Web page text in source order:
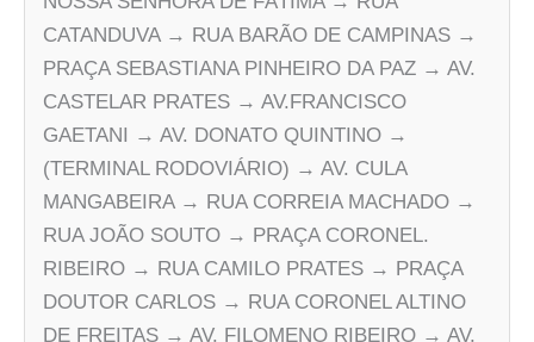
CATANDUVA → RUA BARÃO DE CAMPINAS →
PRAÇA SEBASTIANA PINHEIRO DA PAZ → AV.
CASTELAR PRATES → AV.FRANCISCO
GAETANI → AV. DONATO QUINTINO →
(TERMINAL RODOVIÁRIO) → AV. CULA
MANGABEIRA → RUA CORREIA MACHADO →
RUA JOÃO SOUTO → PRAÇA CORONEL.
RIBEIRO → RUA CAMILO PRATES → PRAÇA
DOUTOR CARLOS → RUA CORONEL ALTINO
DE FREITAS → AV. FILOMENO RIBEIRO → AV.